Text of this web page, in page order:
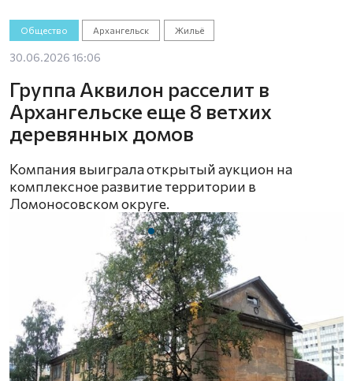
Общество Архангельск Жильё
30.06.2026 16:06
Группа Аквилон расселит в
Архангельске еще 8 ветхих
деревянных домов
Компания выиграла открытый аукцион на
комплексное развитие территории в
Ломоносовском округе.